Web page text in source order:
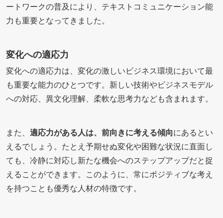
ートワークの普及により、テキストコミュニケーション能
力も重要となってきました。
変化への適応力
変化への適応力は、変化の激しいビジネス環境において最
も重要な能力のひとつです。新しい技術やビジネスモデル
への対応、異文化理解、柔軟な思考力なども含まれます。
また、 適応力がある人は、前向きに考える傾向にあるとい
えるでしょう。たとえ予期せぬ変化や困難な状況に直面し
ても、冷静に対応し新たな機会へのステップアップだと捉
えることができます。このように、常にポジティブな考え
を持つことも優秀な人材の特徴です。